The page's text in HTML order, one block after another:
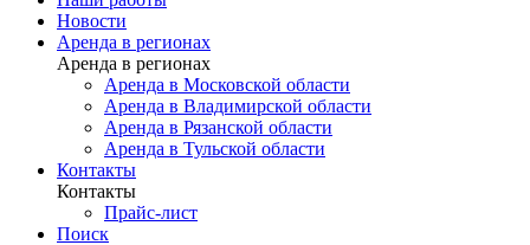
Новости
Аренда в регионах
Аренда в регионах
Аренда в Московской области
Аренда в Владимирской области
Аренда в Рязанской области
Аренда в Тульской области
Контакты
Контакты
Прайс-лист
Поиск